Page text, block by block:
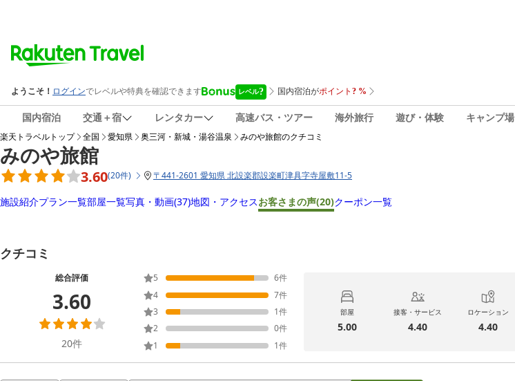
国内宿泊 交通＋宿 レンタカー 高速バス・ツアー 海外旅行 遊び・体験 キャンプ場
楽天トラベルトップ 全国 愛知県 奥三河・新城・湯谷温泉 みのや旅館のクチコミ
みのや旅館
3.60(20件) 〒441-2601 愛知県 北設楽郡設楽町津具字寺屋敷11-5
施設紹介プラン一覧部屋一覧写真・動画(37)地図・アクセスお客さまの声(20)クーポン一覧
クチコミ
総合評価
3.60
20件
5 6件
4
7件
3
1件
2
0件
1
1件
部屋
5.00
接客・サービス
4.40
ロケーション
4.40